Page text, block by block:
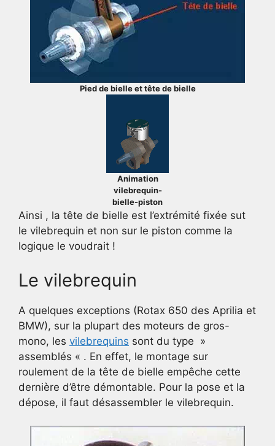
Pied de bielle et tête de bielle
Animation
vilebrequin-
bielle-piston
Ainsi , la tête de bielle est l’extrémité fixée sut
le vilebrequin et non sur le piston comme la
logique le voudrait !
Le vilebrequin
A quelques exceptions (Rotax 650 des Aprilia et
BMW), sur la plupart des moteurs de gros-
mono, les vilebrequins sont du type »
assemblés « . En effet, le montage sur
roulement de la tête de bielle empêche cette
dernière d’être démontable. Pour la pose et la
dépose, il faut désassembler le vilebrequin.